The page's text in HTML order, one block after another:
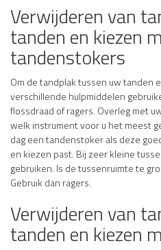
Verwijderen van
tanden en kiezen
tandenstokers
Om de tandplak tussen uw tanden
verschillende hulpmiddelen
flossdraad of ragers. Overleg met
welk instrument voor u het meest
dag een tandenstoker als deze
en kiezen past. Bij zeer kleine
gebruiken. Is de tussenruimte te
Gebruik dan ragers.
Verwijderen van
tanden en kiezen